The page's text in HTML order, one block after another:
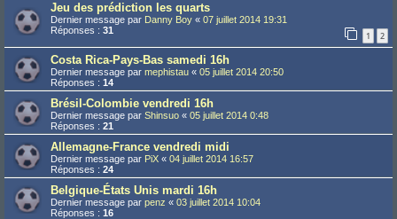
Jeu des prédiction les quarts
Dernier message par Danny Boy « 07 juillet 2014 19:31
Réponses : 31 1 2
Costa Rica-Pays-Bas samedi 16h
Dernier message par mephistau « 05 juillet 2014 20:50
Réponses : 14
Brésil-Colombie vendredi 16h
Dernier message par Shinsuo « 05 juillet 2014 0:48
Réponses : 21
Allemagne-France vendredi midi
Dernier message par PiX « 04 juillet 2014 16:57
Réponses : 24
Belgique-États Unis mardi 16h
Dernier message par penz « 03 juillet 2014 10:04
Réponses : 16